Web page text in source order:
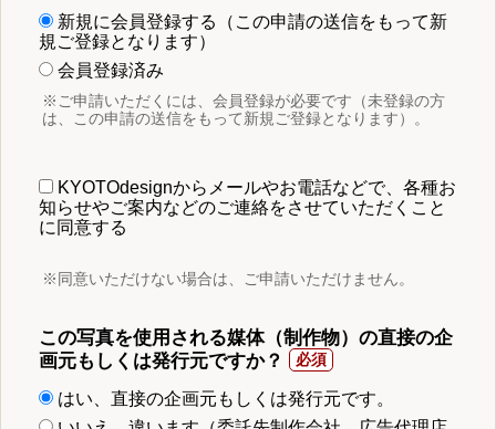
新規に会員登録する（この申請の送信をもって新
規ご登録となります）
会員登録済み
※ご申請いただくには、会員登録が必要です（未登録の方
は、この申請の送信をもって新規ご登録となります）。
KYOTOdesignからメールやお電話などで、各種お
知らせやご案内などのご連絡をさせていただくこと
に同意する
※同意いただけない場合は、ご申請いただけません。
この写真を使用される媒体（制作物）の直接の企
画元もしくは発行元ですか？
はい、直接の企画元もしくは発行元です。